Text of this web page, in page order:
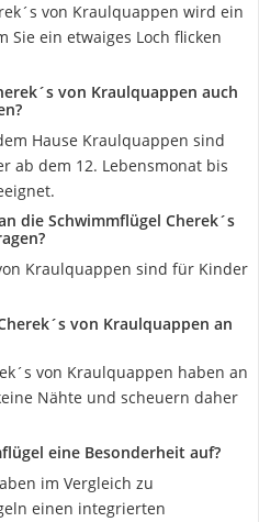
von Kraulquappen wird ein
Sie ein etwaiges Loch flicken
von Kraulquappen auch
Hause Kraulquappen sind
ab dem 12. Lebensmonat bis
die Schwimmflügel Cherek´s
Kraulquappen sind für Kinder
von Kraulquappen an
von Kraulquappen haben an
Nähte und scheuern daher
eine Besonderheit auf?
im Vergleich zu
einen integrierten